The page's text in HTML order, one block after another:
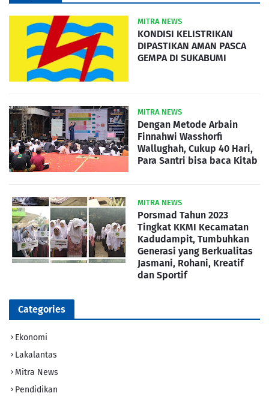
MITRA NEWS
KONDISI KELISTRIKAN
DIPASTIKAN AMAN PASCA
GEMPA DI SUKABUMI
MITRA NEWS
Dengan Metode Arbain
Finnahwi Wasshorfi
Wallughah, Cukup 40 Hari,
Para Santri bisa baca Kitab
MITRA NEWS
Porsmad Tahun 2023
Tingkat KKMI Kecamatan
Kadudampit, Tumbuhkan
Generasi yang Berkualitas
Jasmani, Rohani, Kreatif
dan Sportif
Categories
Ekonomi
Lakalantas
Mitra News
Pendidikan